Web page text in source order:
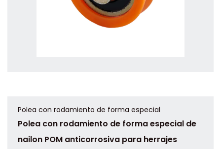
Polea con rodamiento de forma especial
Polea con rodamiento de forma especial de
nailon POM anticorrosiva para herrajes